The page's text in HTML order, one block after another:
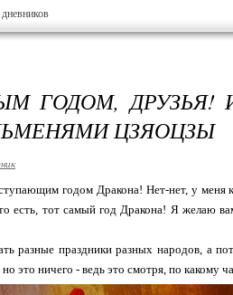
ГОДОМ,
ЦЗЯОЦЗЫ
годом Дракона! Нет-нет, у
есть, тот самый год Дракона! Я желаю
разные праздники разных народов, а
это ничего - ведь это смотря, по какому